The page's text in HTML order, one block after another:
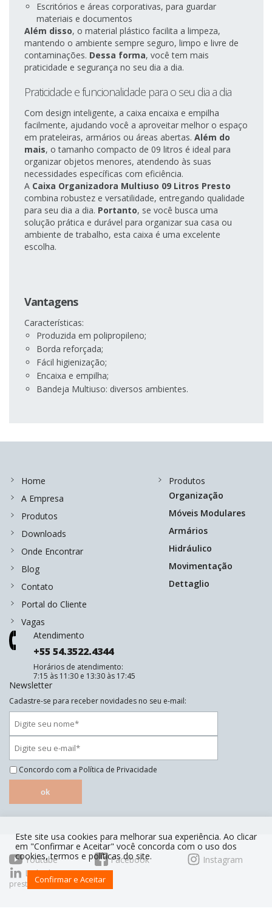
Escritórios e áreas corporativas, para guardar
materiais e documentos
Além disso, o material plástico facilita a limpeza,
mantendo o ambiente sempre seguro, limpo e livre de
contaminações. Dessa forma, você tem mais
praticidade e segurança no seu dia a dia.
Praticidade e funcionalidade para o seu dia a dia
Com design inteligente, a caixa encaixa e empilha
facilmente, ajudando você a aproveitar melhor o espaço
em prateleiras, armários ou áreas abertas. Além do
mais, o tamanho compacto de 09 litros é ideal para
organizar objetos menores, atendendo às suas
necessidades específicas com eficiência.
A Caixa Organizadora Multiuso 09 Litros Presto
combina robustez e versatilidade, entregando qualidade
para seu dia a dia. Portanto, se você busca uma
solução prática e durável para organizar sua casa ou
ambiente de trabalho, esta caixa é uma excelente
escolha.
Vantagens
Características:
Produzida em polipropileno;
Borda reforçada;
Fácil higienização;
Encaixa e empilha;
Bandeja Multiuso: diversos ambientes.
Home
A Empresa
Produtos
Downloads
Onde Encontrar
Blog
Contato
Portal do Cliente
Vagas
Produtos
Organização
Móveis Modulares
Armários
Hidráulico
Movimentação
Dettaglio
Atendimento
+55 54.3522.4344
Horários de atendimento:
7:15 às 11:30 e 13:30 às 17:45
Newsletter
Cadastre-se para receber novidades no seu e-mail:
Concordo com a Política de Privacidade
ok
Youtube Facebook
Instagram
Linkedin
prestoorganiza.com.br
Este site usa cookies para melhorar sua experiência. Ao clicar
em "Confirmar e Aceitar" você concorda com o uso dos
cookies, termos e políticas do site.
Confirmar e Aceitar